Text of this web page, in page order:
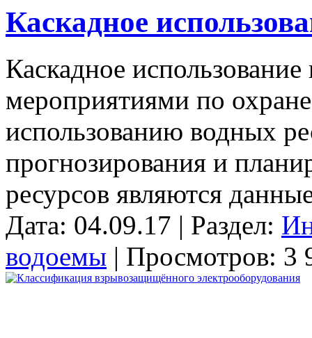
Каскадное
Каскадное
мероприятиями по
использованию водных
прогнозирования и
ресурсов являются
Дата: 04.09.17 | Раздел:
водоемы | Просмотров: 3